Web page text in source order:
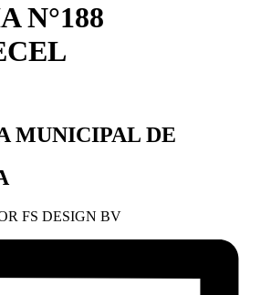
N°188
MUNICIPAL DE
FS DESIGN BV